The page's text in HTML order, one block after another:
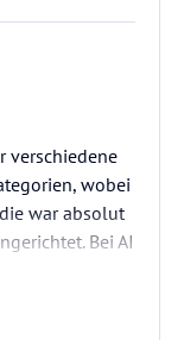
verschiedene
wobei
war absolut
Bei AI
war von
Einmal um